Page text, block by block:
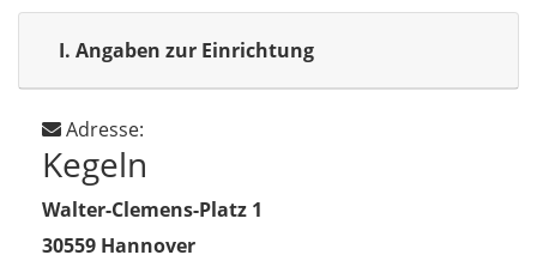
I. Angaben zur Einrichtung
Adresse:
Kegeln
Walter-Clemens-Platz 1
30559 Hannover